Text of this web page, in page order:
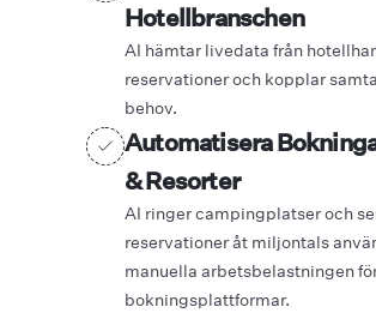
Hotellbranschen
AI hämtar livedata från
reservationer och kopplar
behov.
Automatisera
& Resorter
AI ringer campingplatser och
reservationer åt miljontals
manuella arbetsbelastningen
bokningsplattformar.